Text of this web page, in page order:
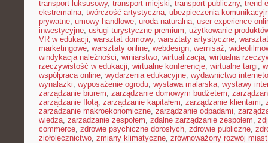
transport luksusowy, transport miejski, transport publiczny, trend
ekstremalna, twórczość artystyczna, ubezpieczenia
prywatne, umowy handlowe, uroda naturalna, user experience
inwestycyjne, usługi turystyczne premium, użytkowanie
VR w edukacji, warsztat domowy, warsztaty artystyczne,
marketingowe, warsztaty online, webdesign, wernisaż,
windykacja należności, winiarstwo, wirtualizacja, wirtualna
rzeczywistość w edukacji, wirtualne konferencje, wirtualne targi,
współpraca online, wydarzenia edukacyjne, wydawnictwo
wynalazki, wyposażenie ogrodu, wystawa malarska, wystawy
zarządzanie biurem, zarządzanie domowym budżetem,
zarządzanie flotą, zarządzanie kapitałem, zarządzanie klientami,
zarządzanie makroekonomiczne, zarządzanie odpadami,
wiedzą, zarządzanie zespołem, zdalne zarządzanie zespołem,
commerce, zdrowie psychiczne dorosłych, zdrowie publiczne,
ziołolecznictwo, zmiany klimatyczne, zrównoważony rozwój miast